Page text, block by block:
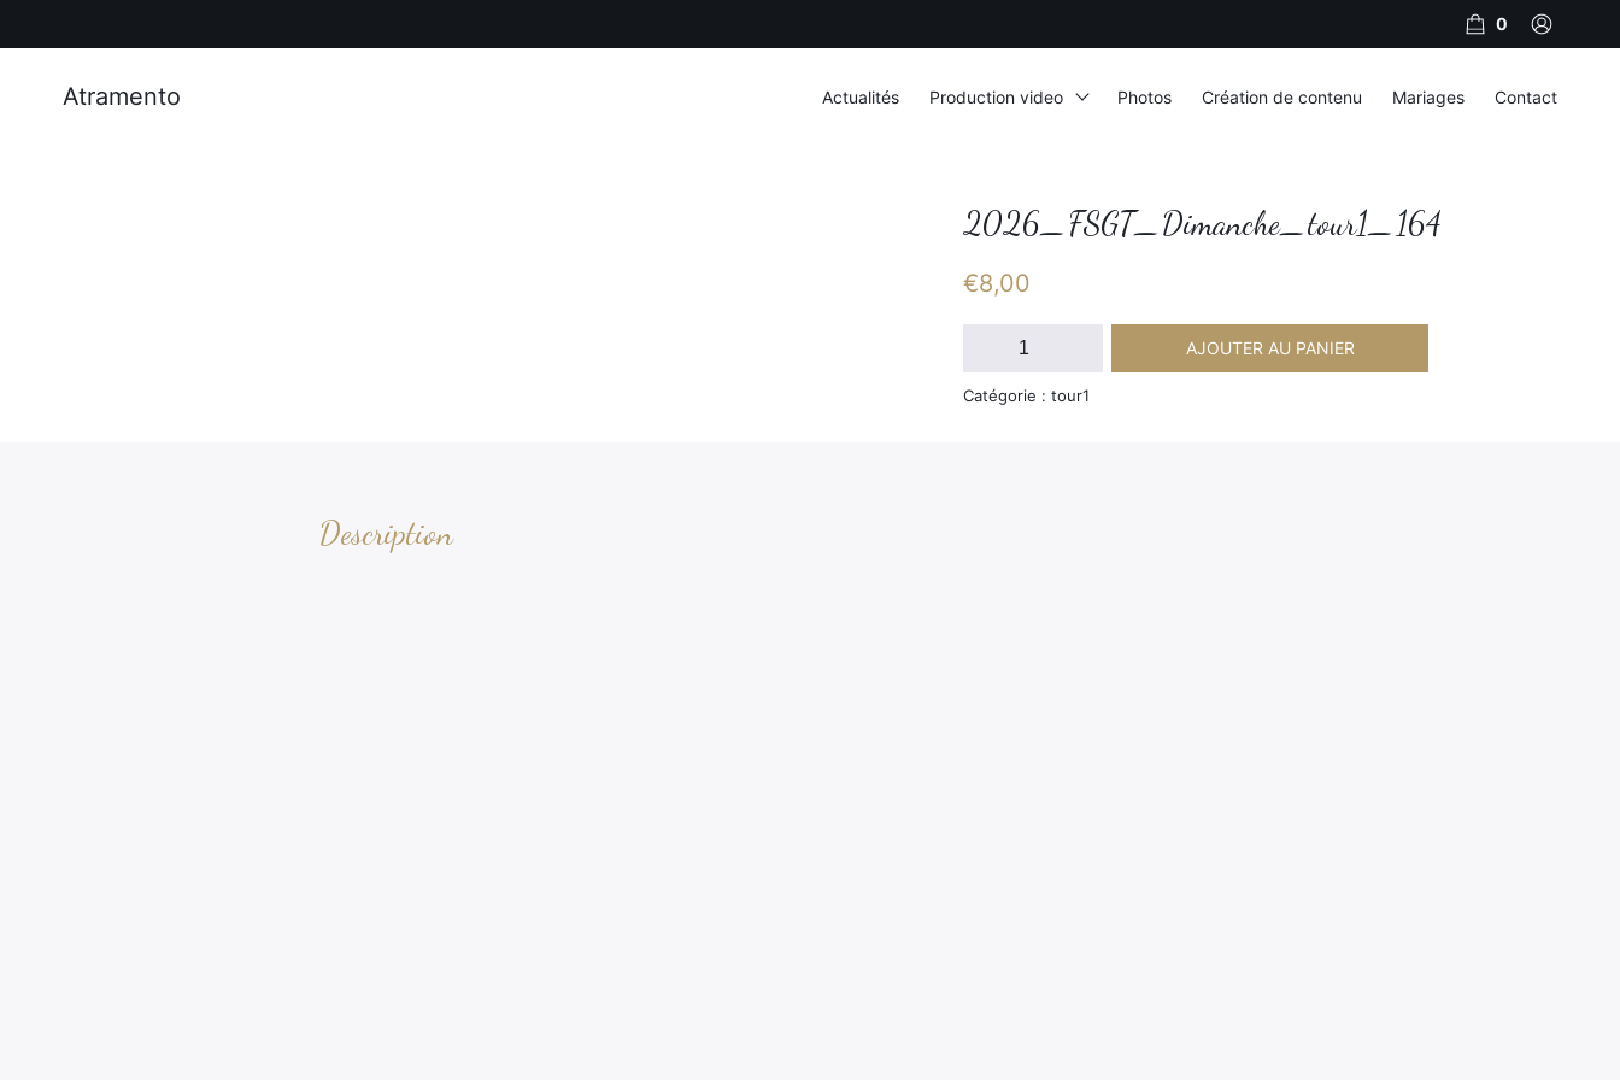
2026_FSGT_Dimanche_tour1_164
€8,00
quantité
2026_FSGT_Dimanche_tour1_164
AJOUTER AU PANIER
Catégorie : tour1
Description
0
Atramento Actualités Production video Photos Création de contenu Mariages Contact